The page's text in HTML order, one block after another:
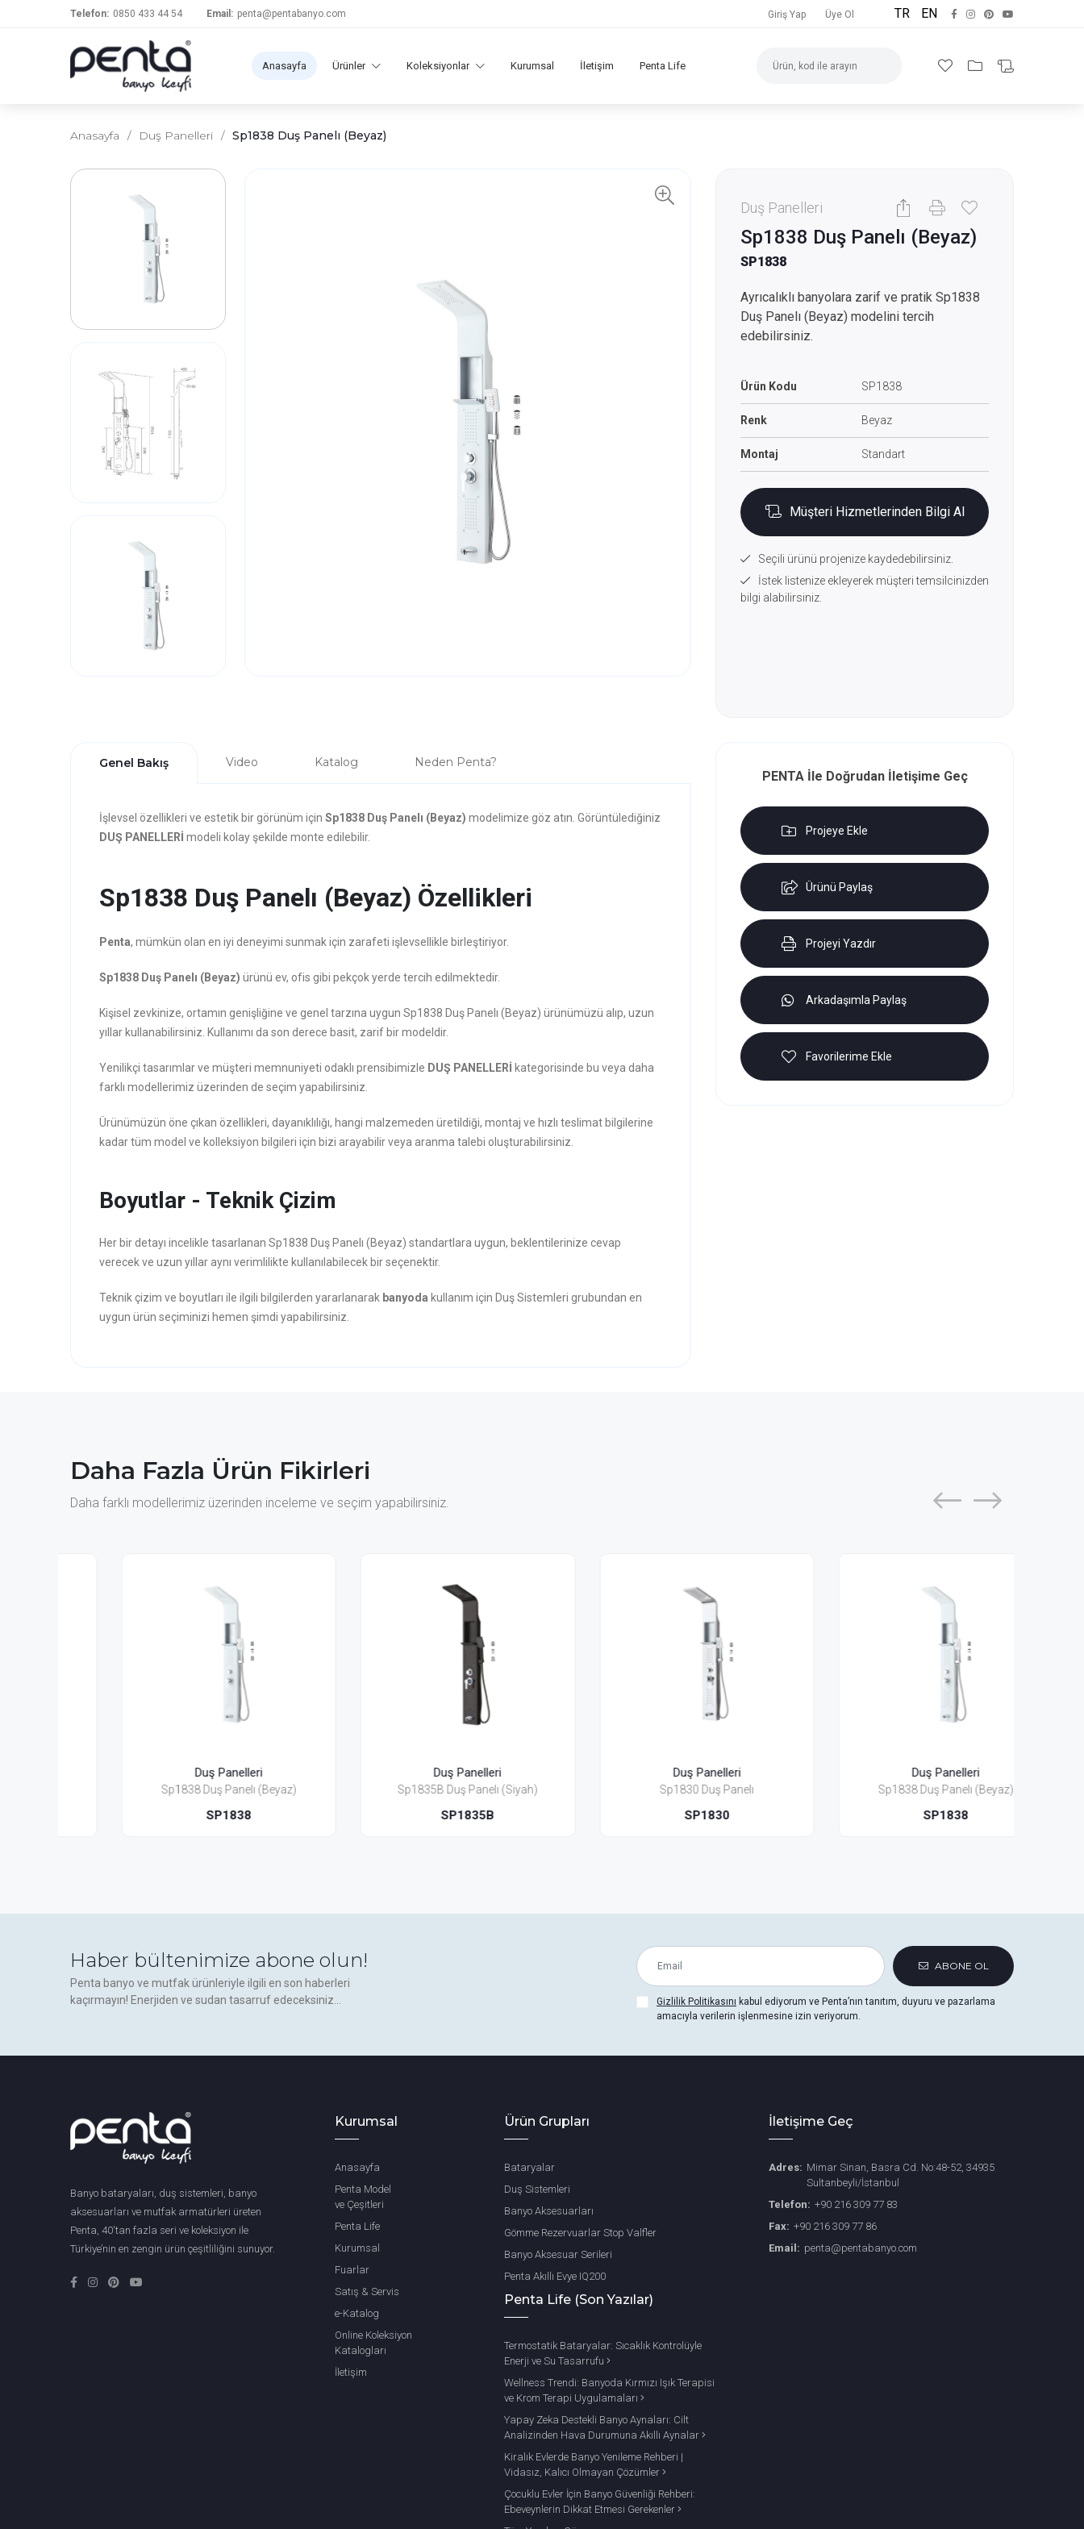
Telefon: 0850 433 44 54 Email: penta@pentabanyo.com Giriş Yap Üye Ol TR EN
Anasayfa Ürünler Koleksiyonlar Kurumsal İletişim Penta Life
Anasayfa / Duş Panelleri / Sp1838 Duş Panelı (Beyaz)
Duş Panelleri
Sp1838 Duş Panelı (Beyaz)
SP1838
Ayrıcalıklı banyolara zarif ve pratik Sp1838
Duş Panelı (Beyaz) modelini tercih
edebilirsiniz.
Ürün Kodu SP1838
Renk Beyaz
Montaj Standart
Müşteri Hizmetlerinden Bilgi Al
Seçili ürünü projenize kaydedebilirsiniz.
İstek listenize ekleyerek müşteri temsilcinizden
bilgi alabilirsiniz.
Genel Bakış Video Katalog Neden Penta?
İşlevsel özellikleri ve estetik bir görünüm için Sp1838 Duş Panelı (Beyaz) modelimize göz atın. Görüntülediğiniz
DUŞ PANELLERİ modeli kolay şekilde monte edilebilir.
Sp1838 Duş Panelı (Beyaz) Özellikleri
Penta, mümkün olan en iyi deneyimi sunmak için zarafeti işlevsellikle birleştiriyor.
Sp1838 Duş Panelı (Beyaz) ürünü ev, ofis gibi pekçok yerde tercih edilmektedir.
Kişisel zevkinize, ortamın genişliğine ve genel tarzına uygun Sp1838 Duş Panelı (Beyaz) ürünümüzü alıp, uzun
yıllar kullanabilirsiniz. Kullanımı da son derece basit, zarif bir modeldir.
Yenilikçi tasarımlar ve müşteri memnuniyeti odaklı prensibimizle DUŞ PANELLERİ kategorisinde bu veya daha
farklı modellerimiz üzerinden de seçim yapabilirsiniz.
Ürünümüzün öne çıkan özellikleri, dayanıklılığı, hangi malzemeden üretildiği, montaj ve hızlı teslimat bilgilerine
kadar tüm model ve kolleksiyon bilgileri için bizi arayabilir veya aranma talebi oluşturabilirsiniz.
Boyutlar - Teknik Çizim
Her bir detayı incelikle tasarlanan Sp1838 Duş Panelı (Beyaz) standartlara uygun, beklentilerinize cevap
verecek ve uzun yıllar aynı verimlilikte kullanılabilecek bir seçenektir.
Teknik çizim ve boyutları ile ilgili bilgilerden yararlanarak banyoda kullanım için Duş Sistemleri grubundan en
uygun ürün seçiminizi hemen şimdi yapabilirsiniz.
PENTA İle Doğrudan İletişime Geç
Projeye Ekle
Ürünü Paylaş
Projeyi Yazdır
Arkadaşımla Paylaş
Favorilerime Ekle
Daha Fazla Ürün Fikirleri
Daha farklı modellerimiz üzerinden inceleme ve seçim yapabilirsiniz.
Duş Panelleri
Sp1838 Duş Panelı (Beyaz)
Duş Panelleri
Sp1835B Duş Panelı (Siyah)
SP1835B
Duş Panelleri
Sp1830 Duş Panelı
Duş Panelleri
Sp1838 Duş Panelı (Beyaz)
Haber bültenimize abone olun!
Penta banyo ve mutfak ürünleriyle ilgili en son haberleri
kaçırmayın! Enerjiden ve sudan tasarruf edeceksiniz...
ABONE OL
Gizlilik Politikasını kabul ediyorum ve Penta’nın tanıtım, duyuru ve pazarlama
amacıyla verilerin işlenmesine izin veriyorum.
Banyo bataryaları, duş sistemleri, banyo
aksesuarları ve mutfak armatürleri üreten
Penta, 40'tan fazla seri ve koleksiyon ile
Türkiye’nin en zengin ürün çeşitliliğini sunuyor.
Kurumsal
Anasayfa
Penta Model
ve Çeşitleri
Penta Life
Kurumsal
Fuarlar
Satış & Servis
e-Katalog
Online Koleksiyon
Katalogları
İletişim
Ürün Grupları
Bataryalar
Duş Sistemleri
Banyo Aksesuarları
Gömme Rezervuarlar Stop Valfler
Banyo Aksesuar Serileri
Penta Akıllı Evye IQ200
Penta Life (Son Yazılar)
Termostatik Bataryalar: Sıcaklık Kontrolüyle
Enerji ve Su Tasarrufu
Wellness Trendi: Banyoda Kırmızı Işık Terapisi
ve Krom Terapi Uygulamaları
Yapay Zeka Destekli Banyo Aynaları: Cilt
Analizinden Hava Durumuna Akıllı Aynalar
Kiralık Evlerde Banyo Yenileme Rehberi |
Vidasız, Kalıcı Olmayan Çözümler
Çocuklu Evler İçin Banyo Güvenliği Rehberi:
Ebeveynlerin Dikkat Etmesi Gerekenler
İletişime Geç
Adres: Mimar Sinan, Basra Cd. No:48-52, 34935
Sultanbeyli/İstanbul
Telefon: +90 216 309 77 83
Fax: +90 216 309 77 86
Email: penta@pentabanyo.com